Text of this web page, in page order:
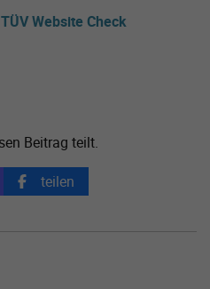
Website Check
Beitrag teilt.
teilen